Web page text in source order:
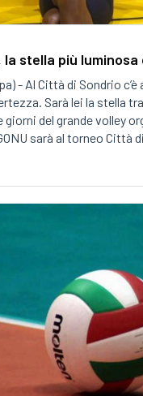
stella più luminosa
- Al Città di Sondrio c’è
Sarà lei la stella
giorni del grande volley
sarà al torneo Città